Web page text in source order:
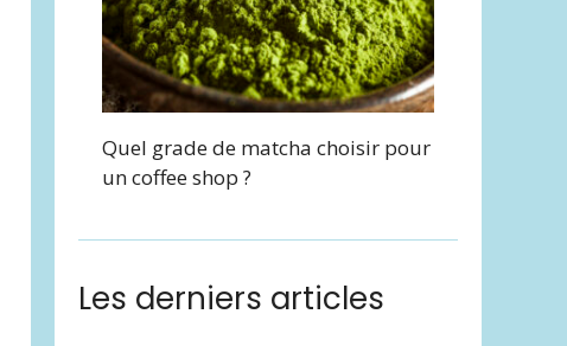
Quel grade de matcha choisir pour
un coffee shop ?
Les derniers articles